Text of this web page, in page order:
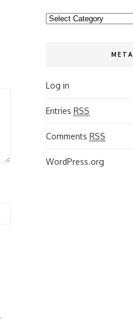
Categories
META
Log in
Entries RSS
Comments RSS
WordPress.org